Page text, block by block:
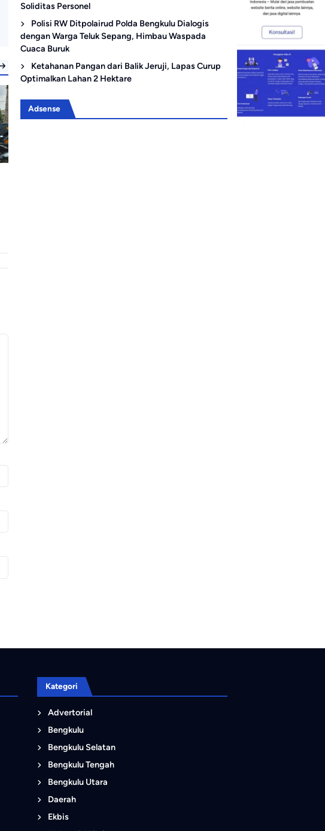
Soliditas Personel
Polisi RW Ditpolairud Polda Bengkulu Dialogis
dengan Warga Teluk Sepang, Himbau Waspada
Cuaca Buruk
Ketahanan Pangan dari Balik Jeruji, Lapas Curup
Optimalkan Lahan 2 Hektare
Adsense
Kategori
Advertorial
Bengkulu
Bengkulu Selatan
Bengkulu Tengah
Bengkulu Utara
Daerah
Ekbis